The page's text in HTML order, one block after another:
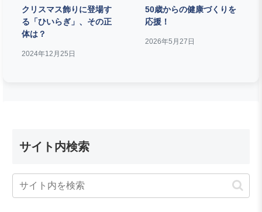
クリスマス飾りに登場す
る「ひいらぎ」、その正
体は？
2024年12月25日
50歳からの健康づくりを
応援！
2026年5月27日
サイト内検索